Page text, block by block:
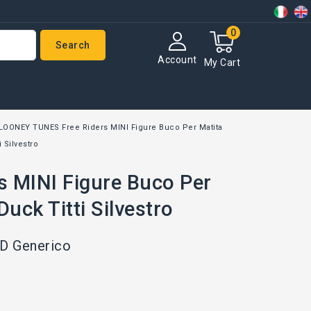
My Cart
0
Account
Search
TUNES Free Riders MINI Figure Buco Per Matita
Silvestro
MINI Figure Buco Per
Titti Silvestro
Generico